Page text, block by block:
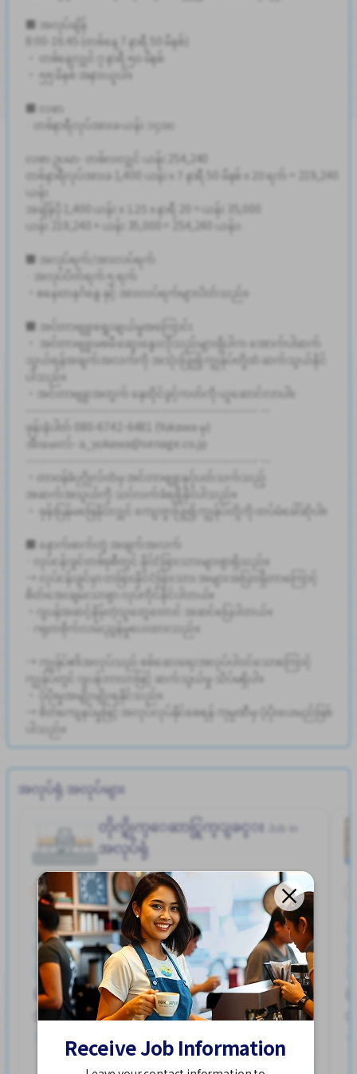
■ အလုပ်ချိန်
8:00-16:45 (တစ်နေ့ 7 နာရီ 50 မိနစ်)
・ တစ်နေ့လျှင် ၇ နာရီ ၅၀ မိနစ်
・ ၅၅ မိနစ် အနားယူပါ။
■ လစာ
· တစ်နာရီလုပ်အားခ ယန်း ၁၄၀၀
လစာ ဥပမာ- တစ်လလျှင် ယန်း 254,240
တစ်နာရီလုပ်အားခ 1,400 ယန်း x 7 နာရီ 50 မိနစ် x 20 ရက် = 219,240
ယန်း
အချိန်ပို 1,400 ယန်း x 1.25 x နာရီ 20 = ယန်း 35,000
ယန်း 219,240 + ယန်း 35,000 = 254,240 ယန်း၊
■ အလုပ်ရက်/အားလပ်ရက်
· အလုပ်ပိတ်ရက် ၅ ရက်
・စနေ၊တနင်္ဂနွေ နှင့် အားလပ်ရက်များပိတ်သည်။
■ အင်တာဗျူးရွေးချယ်မှုအကြောင်း
・ အင်တာဗျူးမစမီ ဆွေးနွေးလိုသည်များရှိပါက အောက်ပါဆက်
သွယ်ရန်အချက်အလက်ကို အသုံးပြု၍ ကျွန်ုပ်တို့ထံ ဆက်သွယ်နိုင်
ပါသည်။
・အင်တာဗျူးအတွက် နေထိုင်ခွင့်ကတ်ကို ယူဆောင်လာပါ။
ဖုန်းနံပါတ် 080-6742-6481 (Yukawa မှ)
အီးမေးလ်- a_yukawa@senage.co.jp
・တာဝန်ခံပုဂ္ဂိုလ်ထံမှ အင်တာဗျူးနှင့်ပတ်သက်သည့်
အဆက်အသွယ်ကို သင်လက်ခံရရှိနိုင်ပါသည်။
・ ဖုန်းပြန်မဖြေနိုင်လျှင် ကျေးဇူးပြု၍ ကျွန်ုပ်တို့ကို ထပ်မံခေါ်ဆိုပါ။
■ နောက်ဆက်တွဲ အချက်အလက်
· လုပ်ငန်းခွင်တစ်ခုစီတွင် နိုင်ငံခြားသားများစွာရှိသည်။
→ လုပ်ငန်းခွင်မှာ တခြားနိုင်ငံခြားသား အများအပြားရှိတာကြောင့်
စိတ်အေးချမ်းသာစွာ လုပ်ကိုင်နိုင်ပါတယ်။
・ဂျပန်အဆင့်နိမ့်တဲ့သူတွေတောင် အဆင်ပြေပါတယ်။
· ဂရုတစိုက်လမ်းညွှန်မှုပေးထားသည်။
→ ကျွန်ုပ်၏အလုပ်သည် စစ်ဆေးရေးအလုပ်ပါ၀င်သောကြောင့်
ကျွန်ုပ်တွင် ဂျပန်ဘာသာဖြင့် ဆက်သွယ်မှု သိပ်မရှိပါ။
・ ပံ့ပိုးမှုအမျိုးမျိုးရနိုင်သည်။
→ စိတ်ကျေနပ်မှုဖြင့် အလုပ်လုပ်နိုင်စေရန် ကုမ္ပဏီမှ ပံ့ပိုးပေးမည်ဖြစ်
ပါသည်။
အလုပ်ရုံ အလုပ်များ
တိုက္ရိုက္ေဆာင္ရြက္ျခင္း
အလုပ်ရုံ
အချိန်ပိုင်း
ကားပါကင္ရွိျခင္း
စေန တနဂၤေႏြႏွင့္ အျခားရံုးပိတ္ရက္မ်ား ပိတ္ျခား
စက္ဘီးထားရန္ေနရာရွိျခင္း
အလုပ္အေတြ႕အၾကံဳရွိရန္မလို
အခ်ိန္ပိုနည္းေသာ
Kodama Sta. (Saitama)
1,050 - 1,313/hour
နောက်ထပ်ကြည့်ရှုပါ
Receive Job Information